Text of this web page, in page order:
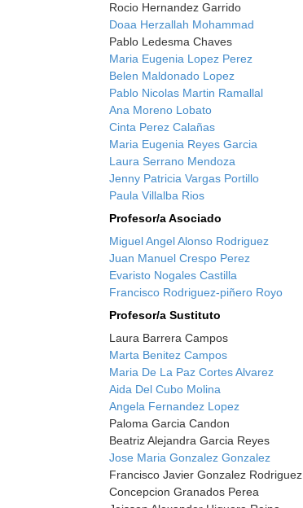
Rocio Hernandez Garrido
Doaa Herzallah Mohammad
Pablo Ledesma Chaves
Maria Eugenia Lopez Perez
Belen Maldonado Lopez
Pablo Nicolas Martin Ramallal
Ana Moreno Lobato
Cinta Perez Calañas
Maria Eugenia Reyes Garcia
Laura Serrano Mendoza
Jenny Patricia Vargas Portillo
Paula Villalba Rios
Profesor/a Asociado
Miguel Angel Alonso Rodriguez
Juan Manuel Crespo Perez
Evaristo Nogales Castilla
Francisco Rodriguez-piñero Royo
Profesor/a Sustituto
Laura Barrera Campos
Marta Benitez Campos
Maria De La Paz Cortes Alvarez
Aida Del Cubo Molina
Angela Fernandez Lopez
Paloma Garcia Candon
Beatriz Alejandra Garcia Reyes
Jose Maria Gonzalez Gonzalez
Francisco Javier Gonzalez Rodriguez
Concepcion Granados Perea